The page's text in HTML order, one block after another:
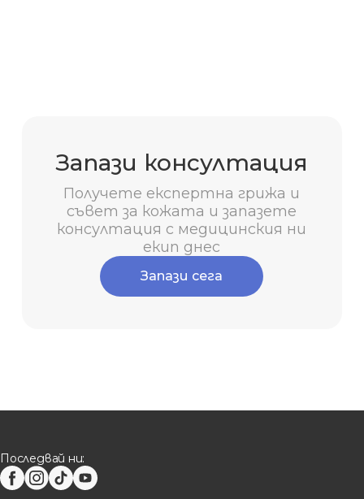
Запази консултация
Получете експертна грижа и
съвет за кожата и запазете
консултация с медицинския ни
екип днес
Запази сега
Последвай ни: